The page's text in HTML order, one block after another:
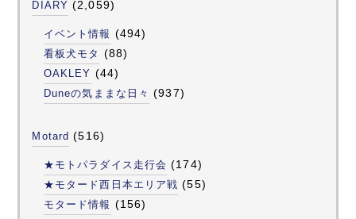
DIARY (2,059)
イベント情報 (494)
看板犬モタ (88)
OAKLEY (44)
Duneの気ままな日々 (937)
Motard (516)
★モトパラダイス走行会 (174)
★モタード西日本エリア戦 (55)
モタード情報 (156)